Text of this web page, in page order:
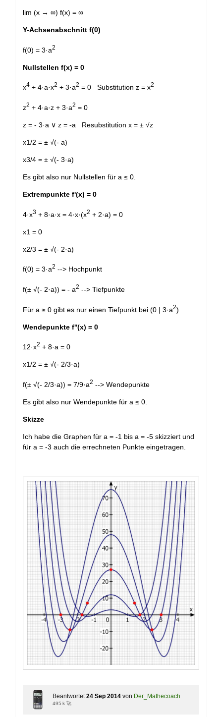
lim (x → ∞) f(x) = ∞
Y-Achsenabschnitt f(0)
f(0) = 3·a2
Nullstellen f(x) = 0
x4 + 4·a·x2 + 3·a2 = 0 Substitution z = x2
z2 + 4·a·z + 3·a2 = 0
z = - 3·a ∨ z = -a Resubstitution x = ± √z
x1/2 = ± √(- a)
x3/4 = ± √(- 3·a)
Es gibt also nur Nullstellen für a ≤ 0.
Extrempunkte f'(x) = 0
4·x3 + 8·a·x = 4·x·(x2 + 2·a) = 0
x1 = 0
x2/3 = ± √(- 2·a)
f(0) = 3·a2 --> Hochpunkt
f(± √(- 2·a)) = - a2 --> Tiefpunkte
Für a ≥ 0 gibt es nur einen Tiefpunkt bei (0 | 3·a2)
Wendepunkte f''(x) = 0
12·x2 + 8·a = 0
x1/2 = ± √(- 2/3·a)
f(± √(- 2/3·a)) = 7/9·a2 --> Wendepunkte
Es gibt also nur Wendepunkte für a ≤ 0.
Skizze
Ich habe die Graphen für a = -1 bis a = -5 skizziert und
für a = -3 auch die errechneten Punkte eingetragen.
Beantwortet 24 Sep 2014 von Der_Mathecoach
495 k 🚀